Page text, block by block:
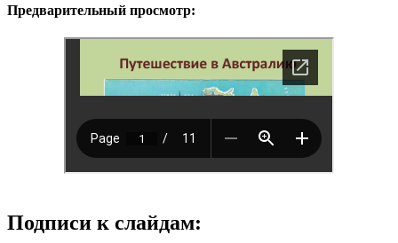
Предварительный просмотр:
Подписи к слайдам: